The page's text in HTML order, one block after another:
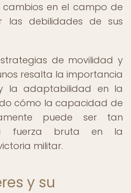
en el campo de
las debilidades de sus
de movilidad y
resalta la importancia
la adaptabilidad en la
cómo la capacidad de
puede ser tan
fuerza bruta en la
militar.
y su